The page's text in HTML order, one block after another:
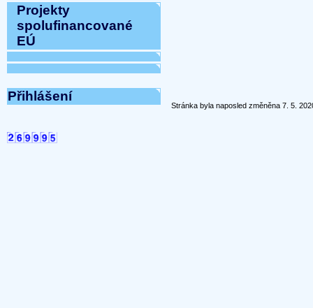
Projekty
spolufinancované
EÚ
Přihlášení
Stránka byla naposled změněna 7. 5.